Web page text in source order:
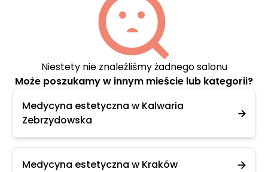
Niestety nie znaleźliśmy żadnego salonu
Może poszukamy w innym mieście lub kategorii?
Medycyna estetyczna w Kalwaria
Zebrzydowska
Medycyna estetyczna w Kraków